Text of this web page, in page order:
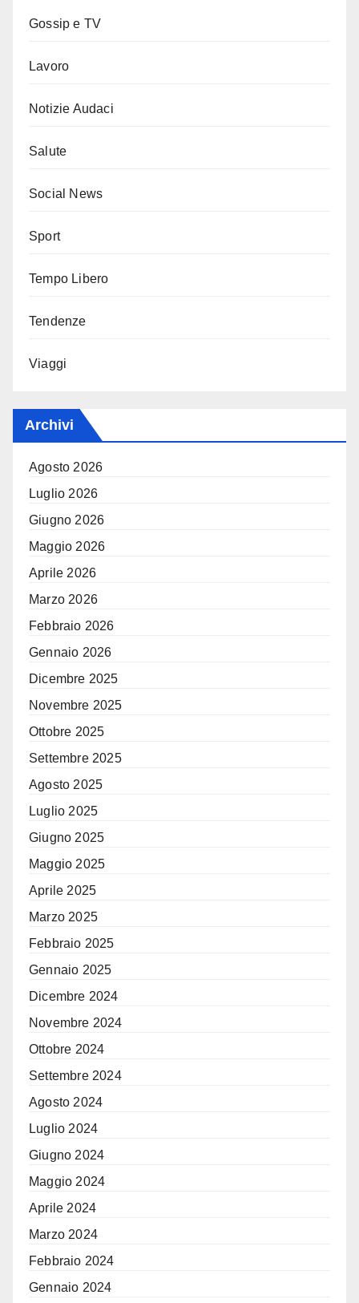
Gossip e TV
Lavoro
Notizie Audaci
Salute
Social News
Sport
Tempo Libero
Tendenze
Viaggi
Archivi
Agosto 2026
Luglio 2026
Giugno 2026
Maggio 2026
Aprile 2026
Marzo 2026
Febbraio 2026
Gennaio 2026
Dicembre 2025
Novembre 2025
Ottobre 2025
Settembre 2025
Agosto 2025
Luglio 2025
Giugno 2025
Maggio 2025
Aprile 2025
Marzo 2025
Febbraio 2025
Gennaio 2025
Dicembre 2024
Novembre 2024
Ottobre 2024
Settembre 2024
Agosto 2024
Luglio 2024
Giugno 2024
Maggio 2024
Aprile 2024
Marzo 2024
Febbraio 2024
Gennaio 2024